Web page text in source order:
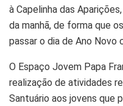
à Capelinha das
da manhã, de forma que
passar o dia de Ano Novo
O Espaço Jovem Papa
realização de atividades
Santuário aos jovens que